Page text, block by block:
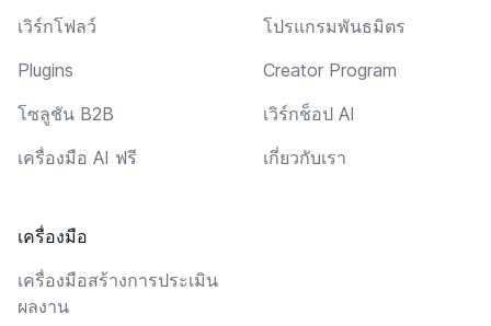
เวิร์กโฟลว์
Plugins
โซลูชัน B2B
เครื่องมือ AI ฟรี
เครื่องมือ
เครื่องมือสร้างการประเมิน
ผลงาน
โปรแกรมพันธมิตร
Creator Program
เวิร์กช็อป AI
เกี่ยวกับเรา